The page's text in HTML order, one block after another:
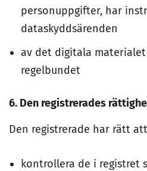
personuppgifter, har
dataskyddsärenden
av det digitala
regelbundet
6. Den registrerades
Den registrerade har rätt
kontrollera de i registret